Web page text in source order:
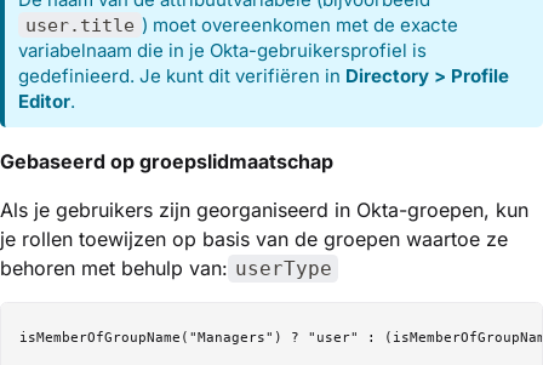
user.title ) moet overeenkomen met de exacte
variabelnaam die in je Okta-gebruikersprofiel is
gedefinieerd. Je kunt dit verifiëren in Directory > Profile
Editor.
Gebaseerd op groepslidmaatschap
Als je gebruikers zijn georganiseerd in Okta-groepen, kun
je rollen toewijzen op basis van de groepen waartoe ze
behoren met behulp van: userType